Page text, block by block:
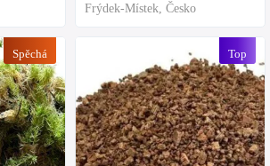
Spěchá
Frýdek-Místek, Česko
Top